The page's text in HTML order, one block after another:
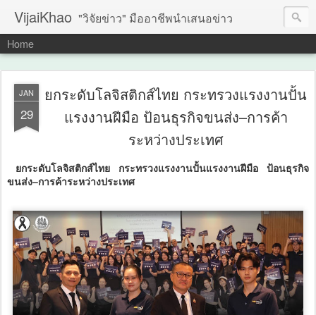
VijaiKhao "วิจัยข่าว" มืออาชีพนำเสนอข่าว
Home
JAN
29
ยกระดับโลจิสติกส์ไทย กระทรวงแรงงานปั้น
แรงงานฝีมือ ป้อนธุรกิจขนส่ง–การค้า
ระหว่างประเทศ
ยกระดับโลจิสติกส์ไทย กระทรวงแรงงานปั้นแรงงานฝีมือ ป้อนธุรกิจ
ขนส่ง–การค้าระหว่างประเทศ